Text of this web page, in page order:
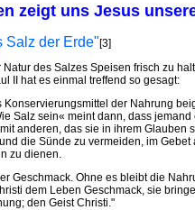
zeigt uns Jesus
Salz der Erde"[3]
Natur des Salzes Speisen frisch zu
II hat es einmal treffend so gesagt:
Konservierungsmittel der Nahrung
Salz sein« meint dann, dass
anderen, das sie in ihrem Glauben
die Sünde zu vermeiden, im
zu dienen.
Geschmack. Ohne es bleibt die
dem Leben Geschmack, sie
den Geist Christi."